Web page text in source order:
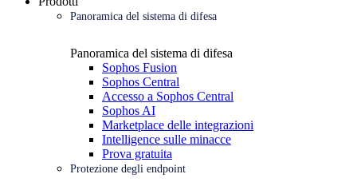
Panoramica del sistema di difesa
Panoramica del sistema di difesa
Sophos Fusion
Sophos Central
Accesso a Sophos Central
Sophos AI
Marketplace delle integrazioni
Intelligence sulle minacce
Prova gratuita
Protezione degli endpoint